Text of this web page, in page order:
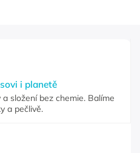
i planetě
složení bez chemie. Balíme
a pečlivě.